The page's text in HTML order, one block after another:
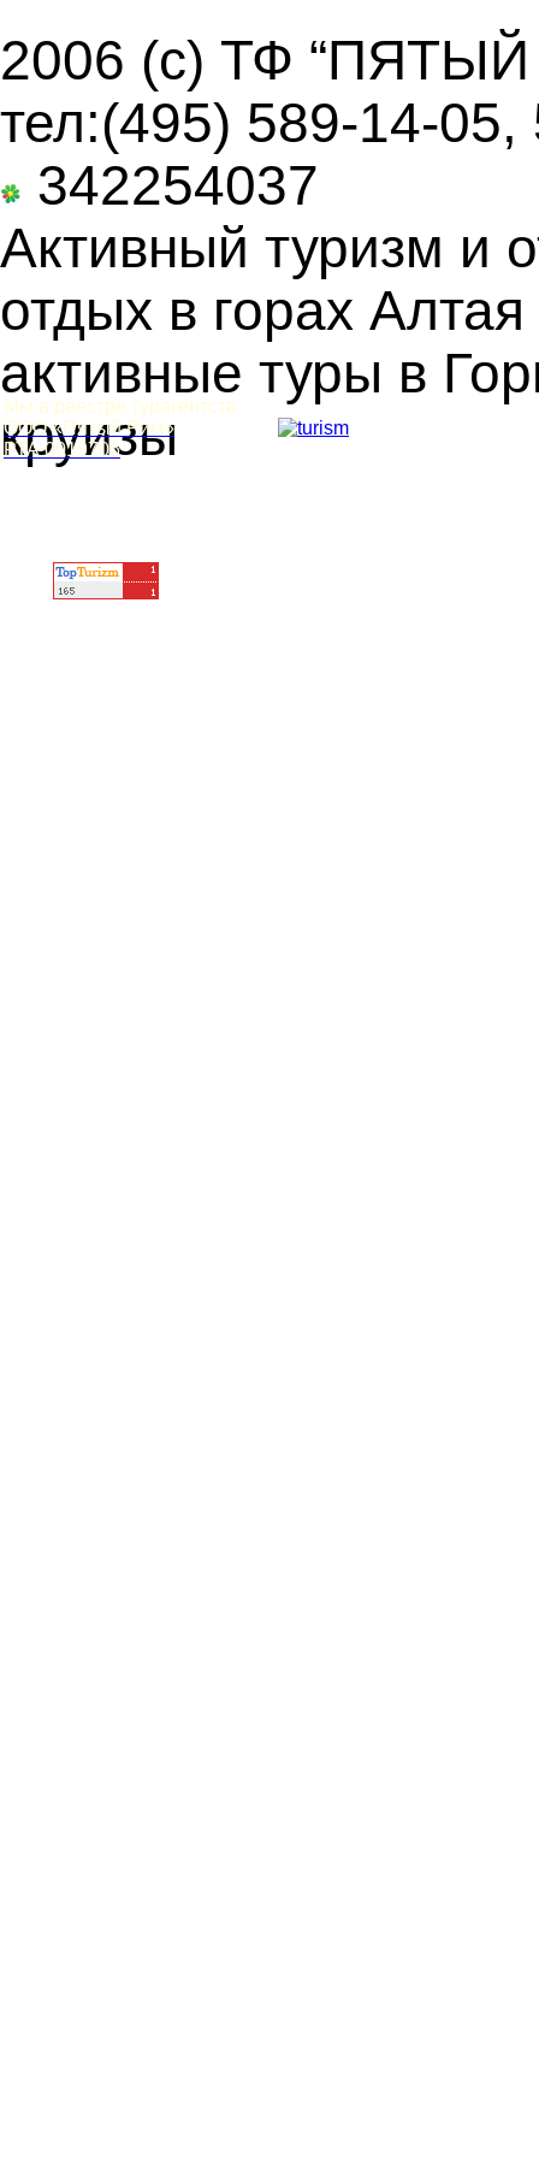
2006 (c) ТФ “ПЯТЫЙ
тел:(495) 589-14-05,
342254037
Активный туризм и
отдых в горах
активные туры в
круизы
Мы в реестре турагентств
ООО «Пятый Рим»
РТА 0019706